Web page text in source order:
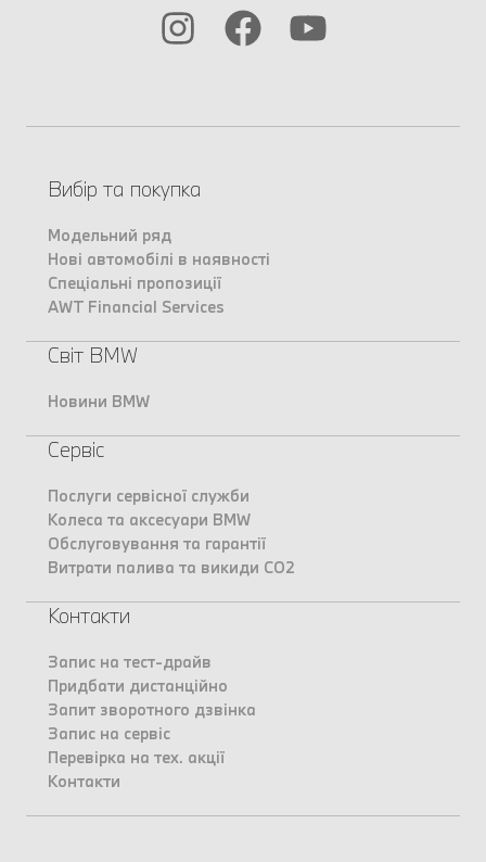
Вибір та покупка
Модельний ряд
Нові автомобілі в наявності
Спеціальні пропозиції
AWT Financial Services
Світ BMW
Новини BMW
Сервіс
Послуги сервісної служби
Колеса та аксесуари BMW
Обслуговування та гарантії
Витрати палива та викиди CO2
Контакти
Запис на тест-драйв
Придбати дистанційно
Запит зворотного дзвінка
Запис на сервіс
Перевірка на тех. акції
Контакти